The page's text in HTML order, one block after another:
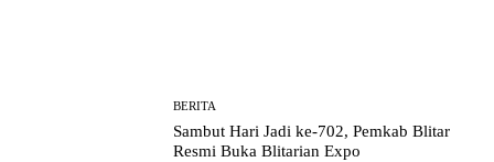
BERITA
Sambut Hari Jadi ke-702, Pemkab Blitar
Resmi Buka Blitarian Expo